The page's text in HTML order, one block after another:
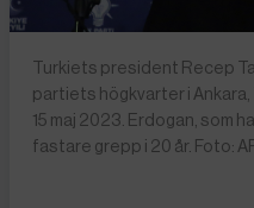
Turkiets president Recep
partiets högkvarter i
15 maj 2023. Erdogan, som
fastare grepp i 20 år. Foto: